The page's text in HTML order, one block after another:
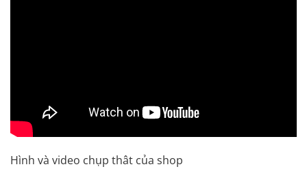
Hình và video chụp thât của shop